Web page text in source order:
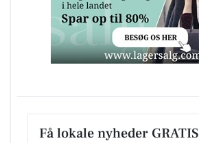
Få lokale nyheder GRATIS